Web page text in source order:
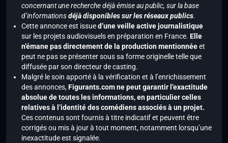
concernant une recherche déjà émise au public, sur la base
d’informationsdéjà disponibles sur les réseaux publics.
Cette annonce est issued’une veille active journalistique
sur les projets audiovisuels en préparation en France. Elle
n’émane pas directement de la production mentionnéeet
peut ne pas se présenter sous sa forme originelle telle que
diffusée par son directeur de casting.
Malgré le soin apporté à la vérification et à l’enrichissement
des annonces,Figurants.com ne peut garantir l’exactitude
absolue de toutes les informations, en particulier celles
relatives à l’identité des comédiens associés à un projet.
Ces contenus sont fournis à titre indicatif et peuvent être
corrigés ou mis à jour à tout moment, notamment lorsqu’une
inexactitude est signalée.